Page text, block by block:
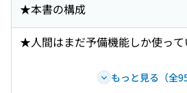
★本書の構成
★人間はまだ予備機能しか使って
もっと見る（全95